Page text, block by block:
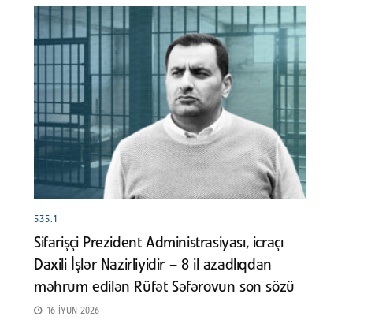
535.1
Sifarişçi Prezident Administrasiyası, icraçı
Daxili İşlər Nazirliyidir – 8 il azadlıqdan
məhrum edilən Rüfət Səfərovun son sözü
16 İYUN 2026